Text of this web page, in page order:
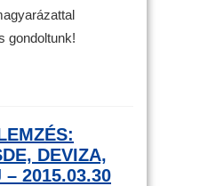
gondoltunk!
DEVIZA,
– 2015.03.30